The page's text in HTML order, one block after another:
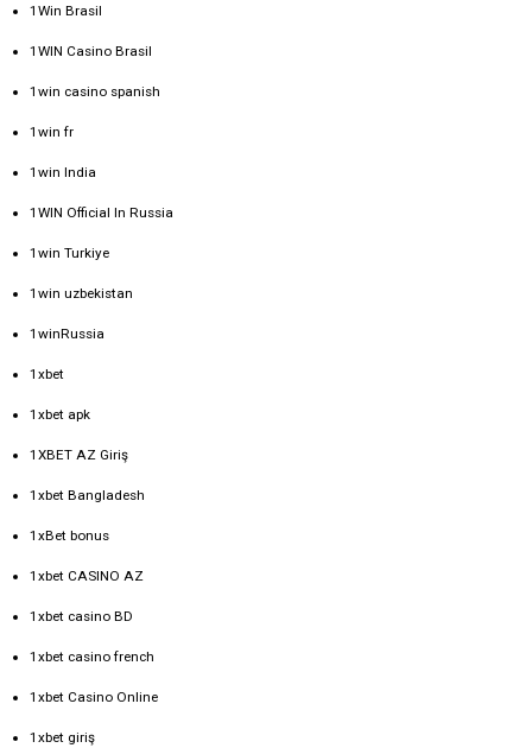
1Win Brasil
1WIN Casino Brasil
1win casino spanish
1win fr
1win India
1WIN Official In Russia
1win Turkiye
1win uzbekistan
1winRussia
1xbet
1xbet apk
1XBET AZ Giriş
1xbet Bangladesh
1xBet bonus
1xbet CASINO AZ
1xbet casino BD
1xbet casino french
1xbet Casino Online
1xbet giriş